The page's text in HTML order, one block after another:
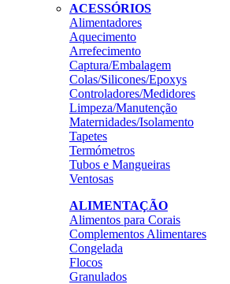
ACESSÓRIOS
Alimentadores
Aquecimento
Arrefecimento
Captura/Embalagem
Colas/Silicones/Epoxys
Controladores/Medidores
Limpeza/Manutenção
Maternidades/Isolamento
Tapetes
Termómetros
Tubos e Mangueiras
Ventosas
ALIMENTAÇÃO
Alimentos para Corais
Complementos Alimentares
Congelada
Flocos
Granulados